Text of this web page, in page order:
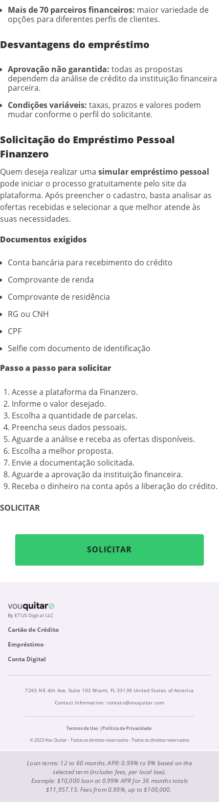
Mais de 70 parceiros financeiros: maior variedade de
opções para diferentes perfis de clientes.
Desvantagens do empréstimo
Aprovação não garantida: todas as propostas
dependem da análise de crédito da instituição financeira
parceira.
Condições variáveis: taxas, prazos e valores podem
mudar conforme o perfil do solicitante.
Solicitação do Empréstimo Pessoal
Finanzero
Quem deseja realizar uma simular empréstimo pessoal
pode iniciar o processo gratuitamente pelo site da
plataforma. Após preencher o cadastro, basta analisar as
ofertas recebidas e selecionar a que melhor atende às
suas necessidades.
Documentos exigidos
Conta bancária para recebimento do crédito
Comprovante de renda
Comprovante de residência
RG ou CNH
CPF
Selfie com documento de identificação
Passo a passo para solicitar
Acesse a plataforma da Finanzero.
Informe o valor desejado.
Escolha a quantidade de parcelas.
Preencha seus dados pessoais.
Aguarde a análise e receba as ofertas disponíveis.
Escolha a melhor proposta.
Envie a documentação solicitada.
Aguarde a aprovação da instituição financeira.
Receba o dinheiro na conta após a liberação do crédito.
SOLICITAR
SOLICITAR
By ETUS Digital LLC
Cartão de Crédito
Empréstimo
Conta Digital
7265 NE 4th Ave, Suite 102 Miami, FL 33138 United States of America
Contact Information: contato@vouquitar.com
Termos de Uso
Política de Privacidade
© 2023 Vou Quitar - Todos os direitos reservados - Todos os direitos reservados
Loan terms: 12 to 60 months. APR: 0.99% to 9% based on the
selected term (includes fees, per local law).
Example: $10,000 loan at 0.99% APR for 36 months totals
$11,957.15. Fees from 0.99%, up to $100,000.